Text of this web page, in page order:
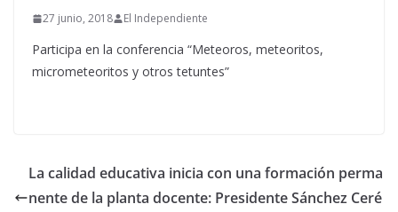
27 junio, 2018 El Independiente
Participa en la conferencia “Meteoros, meteoritos,
micrometeoritos y otros tetuntes”
La calidad educativa inicia con una formación perma
nente de la planta docente: Presidente Sánchez Ceré